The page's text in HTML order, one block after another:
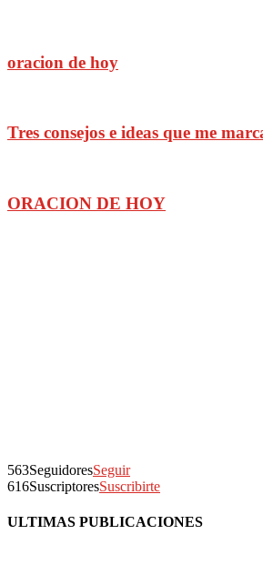
oracion de hoy
Tres consejos e ideas que me
ORACION DE HOY
563SeguidoresSeguir
616SuscriptoresSuscribirte
ULTIMAS PUBLICACIONES